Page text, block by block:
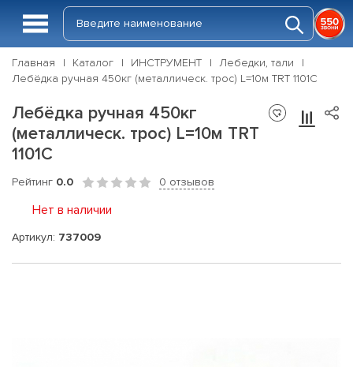
Главная Каталог ИНСТРУМЕНТ
Лебедки, тали
Лебёдка ручная 450кг (металлическ. трос) L=10м TRT 1101С
Лебёдка ручная 450кг
(металлическ. трос) L=10м TRT
1101С
Рейтинг 0.0 0 отзывов
Нет в наличии
Артикул: 737009